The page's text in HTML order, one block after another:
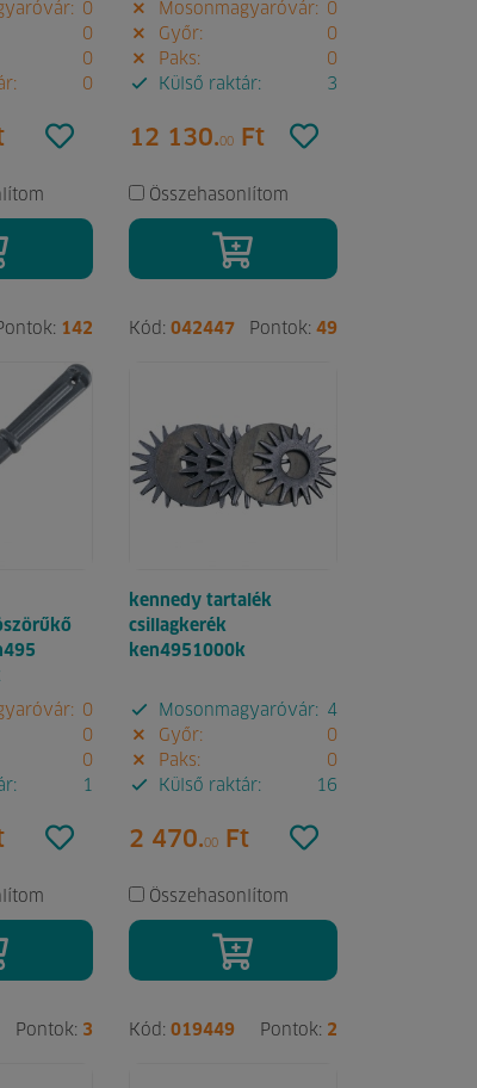
0
0
0
0
Mosonmagyaróvár: 0
Győr:
0
Paks:
0
Külső raktár:
3
12 130.00Ft
Összehasonlítom
142
0
0
0
1
Kód: 042447 Pontok: 49
kennedy tartalék
csillagkerék
ken4951000k
Mosonmagyaróvár: 4
Győr:
0
Paks:
0
Külső raktár:
16
2 470.00Ft
Összehasonlítom
Pontok: 3 Kód: 019449 Pontok: 2